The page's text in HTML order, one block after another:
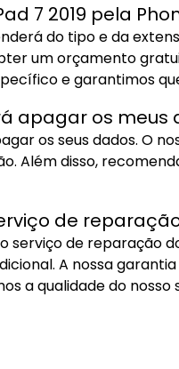
7 2019 pela
do tipo e da
um orçamento
e garantimos
apagar os meus
os seus dados.
Além disso,
de reparação
de reparação
A nossa
a qualidade do